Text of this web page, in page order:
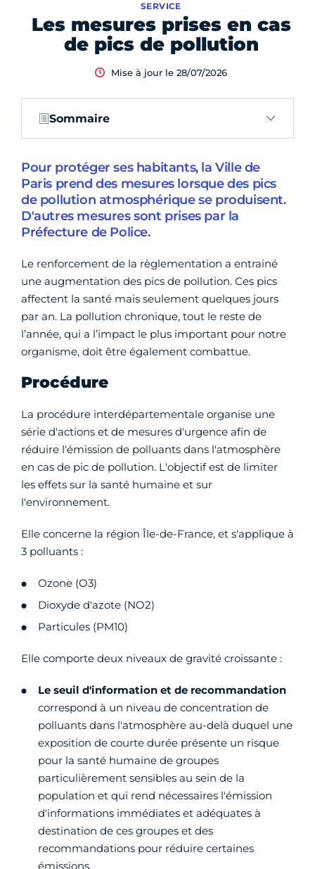
Les mesures prises en cas
de pics de pollution
SERVICE
Mise à jour le 28/07/2026
Sommaire
Pour protéger ses habitants, la Ville de
Paris prend des mesures lorsque des pics
de pollution atmosphérique se produisent.
D'autres mesures sont prises par la
Préfecture de Police.
Le renforcement de la règlementation a entrainé
une augmentation des pics de pollution. Ces pics
affectent la santé mais seulement quelques jours
par an. La pollution chronique, tout le reste de
l’année, qui a l’impact le plus important pour notre
organisme, doit être également combattue.
Procédure
La procédure interdépartementale organise une
série d'actions et de mesures d'urgence afin de
réduire l'émission de polluants dans l'atmosphère
en cas de pic de pollution. L'objectif est de limiter
les effets sur la santé humaine et sur
l'environnement.
Elle concerne la région Île-de-France, et s'applique à
3 polluants :
Ozone (O3)
Dioxyde d'azote (NO2)
Particules (PM10)
Elle comporte deux niveaux de gravité croissante :
Le seuil d'information et de recommandation
correspond à un niveau de concentration de
polluants dans l'atmosphère au-delà duquel une
exposition de courte durée présente un risque
pour la santé humaine de groupes
particulièrement sensibles au sein de la
population et qui rend nécessaires l'émission
d'informations immédiates et adéquates à
destination de ces groupes et des
recommandations pour réduire certaines
émissions.